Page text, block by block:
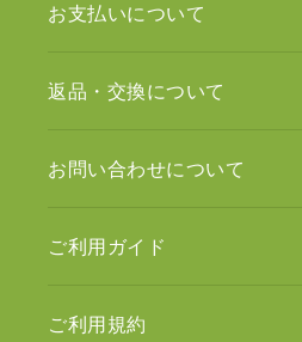
お支払いについて
返品・交換について
お問い合わせについて
ご利用ガイド
ご利用規約